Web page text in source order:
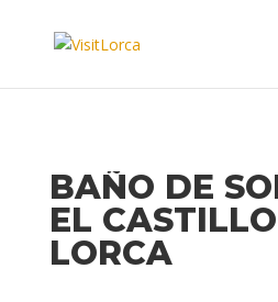
BAÑO DE
EL
LORCA